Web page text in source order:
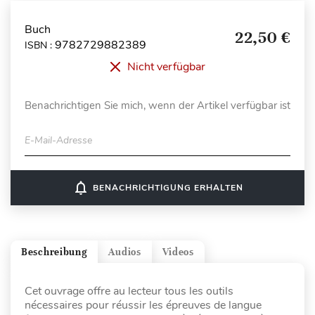
Buch
ISBN : 9782729882389 22,50 €
Nicht verfügbar
Benachrichtigen Sie mich, wenn der Artikel verfügbar ist
E-Mail-Adresse
notifications_none BENACHRICHTIGUNG ERHALTEN
Videos
Audios
Beschreibung
Cet ouvrage offre au lecteur tous les outils
nécessaires pour réussir les épreuves de langue